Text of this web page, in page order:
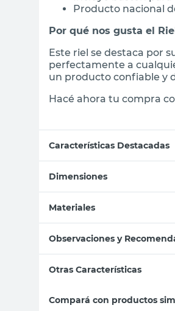
Producto nacional
Por qué nos gusta el
Este riel se destaca por
perfectamente a
un producto confiable y
Hacé ahora tu compra
Características Destacadas
Dimensiones
Materiales
Observaciones y
Otras Características
Compará con productos